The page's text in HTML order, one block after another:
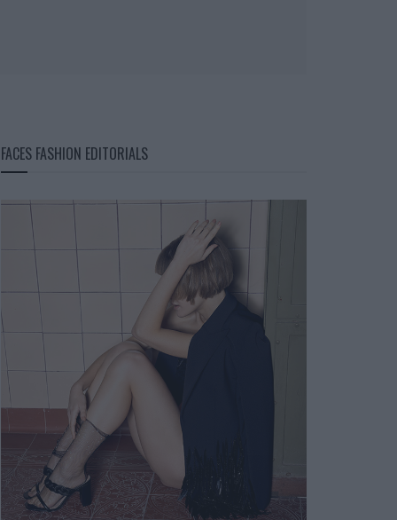
FACES FASHION EDITORIALS